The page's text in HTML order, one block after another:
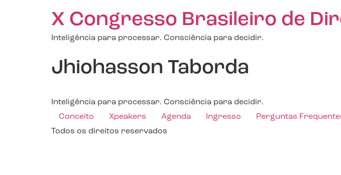
X Congresso Brasileiro de
Inteligência para processar. Consciência para decidir.
Jhiohasson Taborda
Inteligência para processar. Consciência para decidir.
Conceito
Xpeakers Agenda Ingresso Perguntas
Todos os direitos reservados